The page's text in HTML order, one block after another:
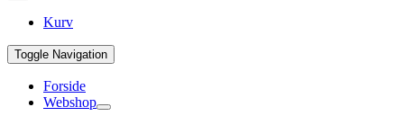
Kurv
Toggle Navigation
Forside
Webshop